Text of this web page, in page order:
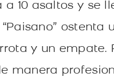
10 asaltos y se
ostenta
y un empate.
manera